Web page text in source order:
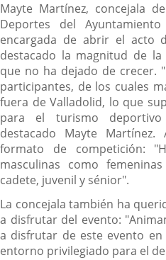
Mayte Martínez, concejala
Deportes del
encargada de abrir el acto
destacado la magnitud de
que no ha dejado de crecer.
participantes, de los cuales
fuera de Valladolid, lo que
para el turismo
destacado Mayte
formato de competición:
masculinas como
cadete, juvenil y sénior".
La concejala también ha
a disfrutar del evento:
a disfrutar de este evento
entorno privilegiado para el